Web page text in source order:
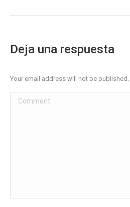
Deja una respuesta
Your email address will not be
Comment